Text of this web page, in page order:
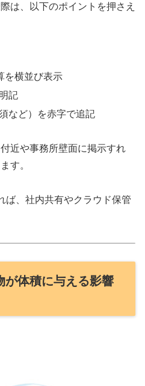
は、以下のポイントを押さえ
を横並び表示
記
など）を赤字で追記
近や事務所壁面に掲示すれ
す。
ば、社内共有やクラウド保管
が体積に与える影響